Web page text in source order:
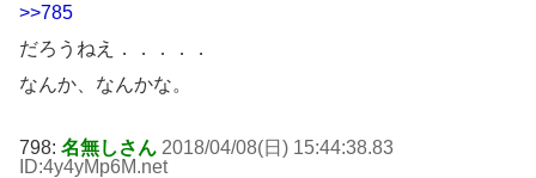
>>785
だろうねえ．．．．．
なんか、なんかな。
798: 名無しさん 2018/04/08(日) 15:44:38.83
ID:4y4yMp6M.net